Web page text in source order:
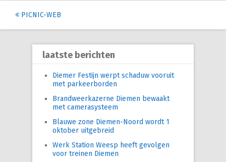
Post
navigation
PICNIC-WEB
laatste berichten
Diemer Festijn werpt schaduw vooruit
met parkeerborden
Brandweerkazerne Diemen bewaakt
met camerasysteem
Blauwe zone Diemen-Noord wordt 1
oktober uitgebreid
Werk Station Weesp heeft gevolgen
voor treinen Diemen